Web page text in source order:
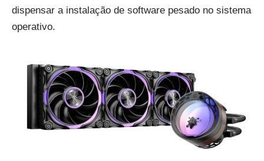
dispensar a instalação de software pesado no sistema
operativo.